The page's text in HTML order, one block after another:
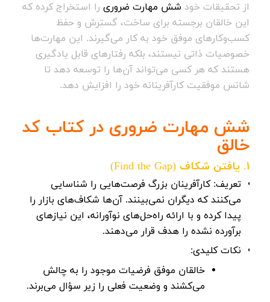
از تحقیقات خود شش مهارت ضروریرا استخراج کرده که
این خالقان برجسته برای ساخت، گسترش و حفظ
کسب‌وکارهای موفق خود به کار می‌گیرند. این مهارت‌ها
خصوصیات ذاتی نیستند، بلکه رفتارهای قابل یادگیری
هستند که هر کسی می‌تواند آن‌ها را توسعه دهد تا
شانس موفقیت کارآفرینانه خود را افزایش دهد.
شش مهارت ضروری در کتاب کد
خالق
1. یافتن شکاف (Find the Gap)
تعریف: کارآفرینان بزرگ فرصت‌هایی را شناسایی
می‌کنند که دیگران نمی‌بینند. آن‌ها شکاف‌های بازار را
پیدا کرده و با ارائه راه‌حل‌های نوآورانه، این نیازهای
برآورده نشده را هدف قرار می‌دهند.
نکات کلیدی:
خالقان موفق فرضیات موجود را به چالش
می‌کشند و وضعیت فعلی را زیر سؤال می‌برند.